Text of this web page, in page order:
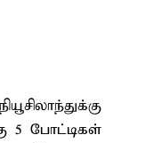
5 போட்டிகள்